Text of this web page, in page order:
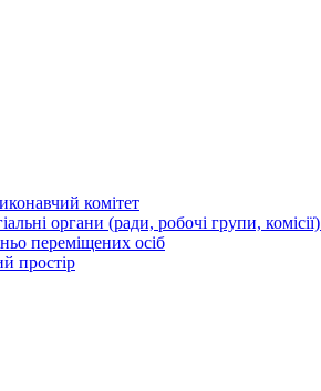
комітет
органи (ради, робочі групи, комісії)
переміщених осіб
простір